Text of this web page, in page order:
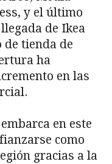
y el último
de Ikea
de tienda de
ha
en las
en este
como
gracias a la